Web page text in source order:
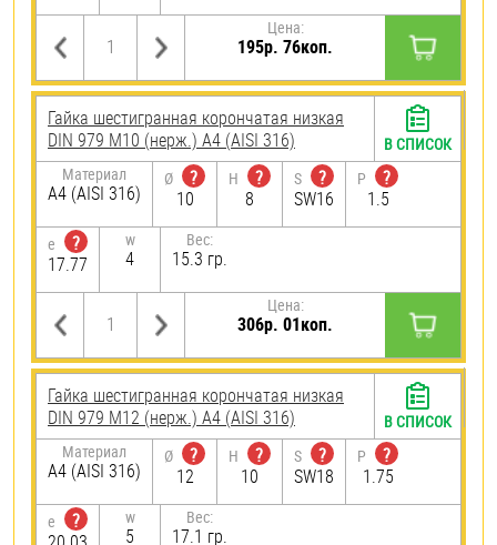
Цена:
195р. 76коп.
Гайка шестигранная корончатая низкая
DIN 979 М10 (нерж.) A4 (AISI 316)
Материал
A4 (AISI 316)
Ø
?
10
H
?
8
S
?
SW16
P
?
1.5
e
?
17.77
w
4
Вес:
15.3 гр.
Цена:
306р. 01коп.
В СПИСОК
Гайка шестигранная корончатая низкая
DIN 979 М12 (нерж.) A4 (AISI 316)
Материал
A4 (AISI 316)
Ø
?
12
H
?
10
S
?
SW18
P
?
1.75
e
?
w
5
Вес:
17.1 гр.
В СПИСОК